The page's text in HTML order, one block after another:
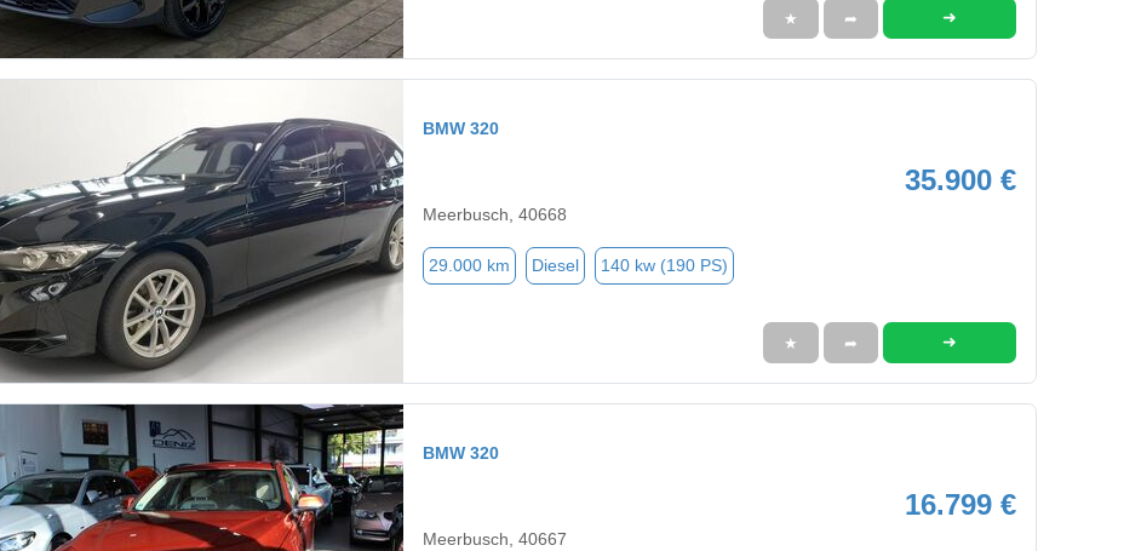
★ ➦ ➜
BMW 320
35.900 €
Meerbusch, 40668
29.000 km Diesel 140 kw (190 PS)
★ ➦ ➜
BMW 320
16.799 €
Meerbusch, 40667